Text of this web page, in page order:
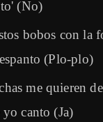
(No)
bobos con la
(Plo-plo)
me quieren
yo canto (Ja)